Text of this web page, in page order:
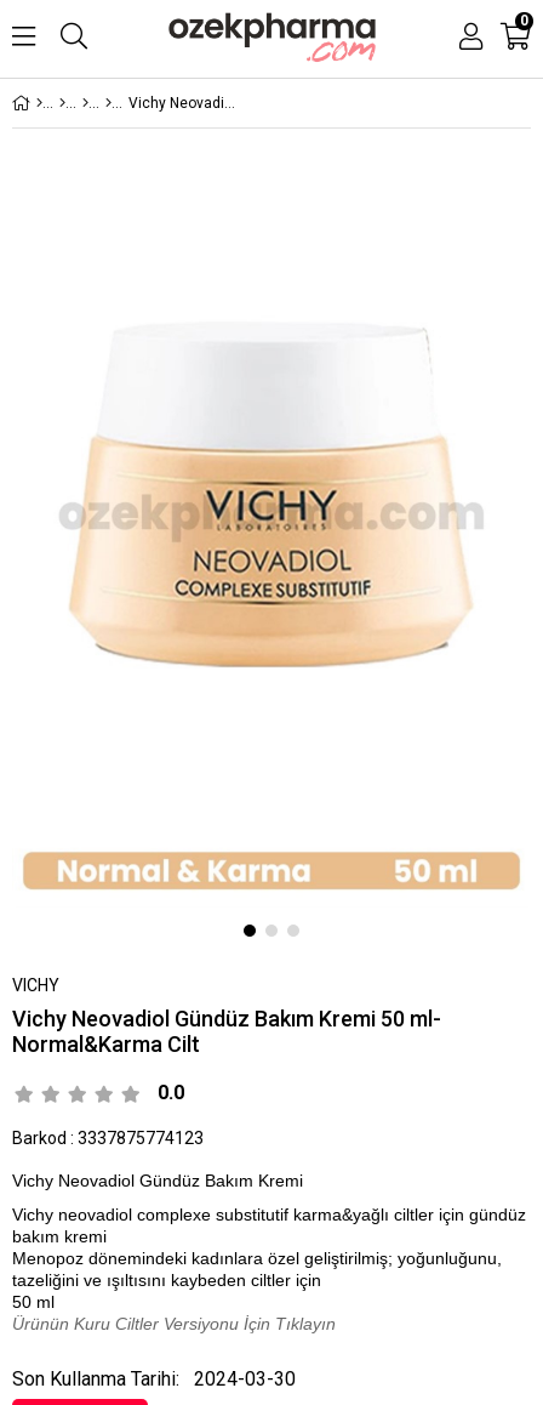
0
Vichy Neovadiol Gündüz Bakım Kremi 50 ml-Normal&Karma Cilt
VICHY
Vichy Neovadiol Gündüz Bakım Kremi 50 ml-
Normal&Karma Cilt
0.0
Barkod : 3337875774123
Vichy Neovadiol Gündüz Bakım Kremi
Vichy neovadiol complexe substitutif karma&yağlı ciltler için gündüz
bakım kremi
Menopoz dönemindeki kadınlara özel geliştirilmiş; yoğunluğunu,
tazeliğini ve ışıltısını kaybeden ciltler için
50 ml
Ürünün Kuru Ciltler Versiyonu İçin Tıklayın
Son Kullanma Tarihi: 2024-03-30